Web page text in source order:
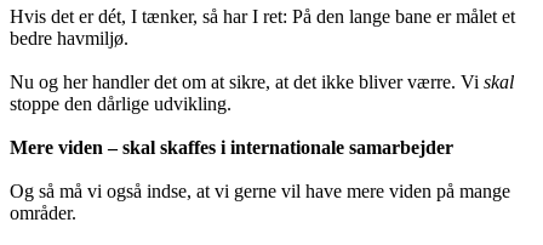
Hvis det er dét, I tænker, så har I ret: På den lange bane er målet et
bedre havmiljø.
Nu og her handler det om at sikre, at det ikke bliver værre. Vi skal
stoppe den dårlige udvikling.
Mere viden – skal skaffes i internationale samarbejder
Og så må vi også indse, at vi gerne vil have mere viden på mange
områder.